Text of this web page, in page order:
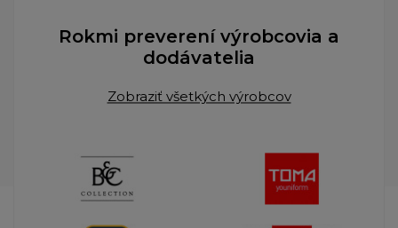
Rokmi preverení výrobcovia a
dodávatelia
Zobraziť všetkých výrobcov